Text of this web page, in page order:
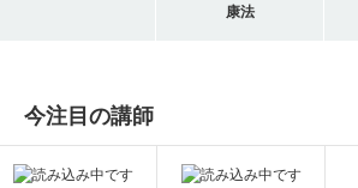
康法
今注目の講師